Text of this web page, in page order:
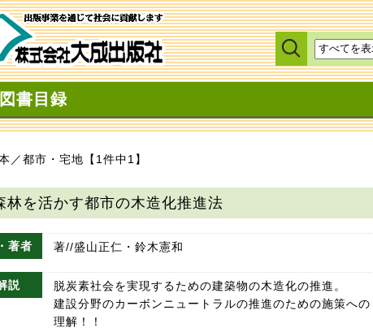
書目録
／都市・宅地【1件中1】
林を活かす都市の木造化推進法
著者 著//盛山正仁・鈴木憲和
説
脱炭素社会を実現するための建築物の木造化の推進。
建設分野のカーボンニュートラルの推進のための施策への
理解！！